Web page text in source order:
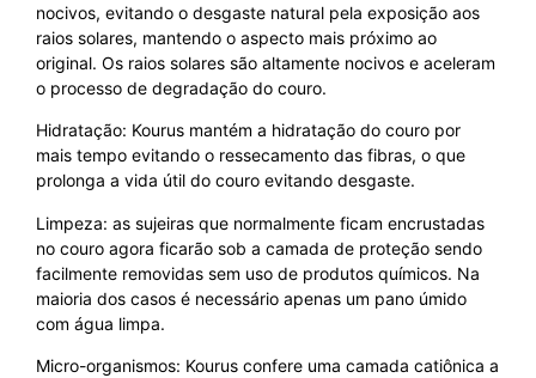
nocivos, evitando o desgaste natural pela exposição aos
raios solares, mantendo o aspecto mais próximo ao
original. Os raios solares são altamente nocivos e aceleram
o processo de degradação do couro.
Hidratação: Kourus mantém a hidratação do couro por
mais tempo evitando o ressecamento das fibras, o que
prolonga a vida útil do couro evitando desgaste.
Limpeza: as sujeiras que normalmente ficam encrustadas
no couro agora ficarão sob a camada de proteção sendo
facilmente removidas sem uso de produtos químicos. Na
maioria dos casos é necessário apenas um pano úmido
com água limpa.
Micro-organismos: Kourus confere uma camada catiônica a